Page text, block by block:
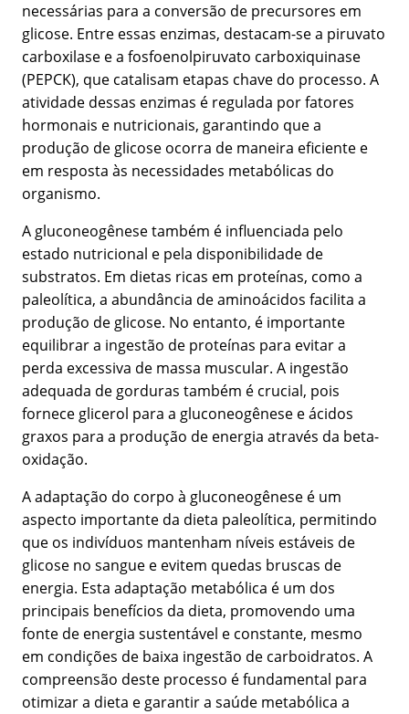
necessárias para a conversão de precursores em
glicose. Entre essas enzimas, destacam-se a piruvato
carboxilase e a fosfoenolpiruvato carboxiquinase
(PEPCK), que catalisam etapas chave do processo. A
atividade dessas enzimas é regulada por fatores
hormonais e nutricionais, garantindo que a
produção de glicose ocorra de maneira eficiente e
em resposta às necessidades metabólicas do
organismo.
A gluconeogênese também é influenciada pelo
estado nutricional e pela disponibilidade de
substratos. Em dietas ricas em proteínas, como a
paleolítica, a abundância de aminoácidos facilita a
produção de glicose. No entanto, é importante
equilibrar a ingestão de proteínas para evitar a
perda excessiva de massa muscular. A ingestão
adequada de gorduras também é crucial, pois
fornece glicerol para a gluconeogênese e ácidos
graxos para a produção de energia através da beta-
oxidação.
A adaptação do corpo à gluconeogênese é um
aspecto importante da dieta paleolítica, permitindo
que os indivíduos mantenham níveis estáveis de
glicose no sangue e evitem quedas bruscas de
energia. Esta adaptação metabólica é um dos
principais benefícios da dieta, promovendo uma
fonte de energia sustentável e constante, mesmo
em condições de baixa ingestão de carboidratos. A
compreensão deste processo é fundamental para
otimizar a dieta e garantir a saúde metabólica a